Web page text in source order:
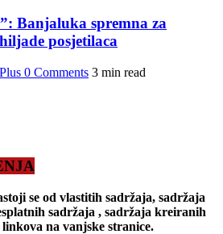
Banjaluka spremna za
posjetilaca
0 Comments 3 min read
se od vlastitih sadržaja, sadržaja
sadržaja , sadržaja kreiranih
na vanjske stranice.